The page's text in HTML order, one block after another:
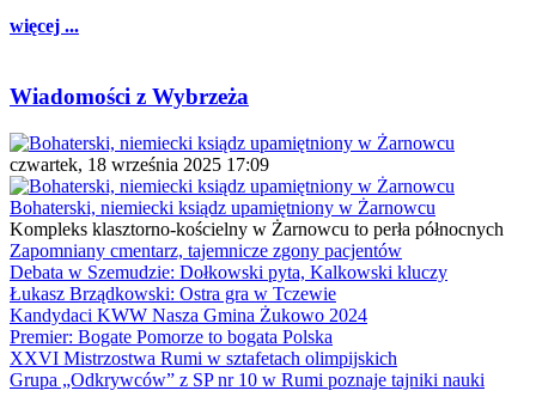
więcej ...
Wiadomości z Wybrzeża
czwartek, 18 września 2025 17:09
Bohaterski, niemiecki ksiądz upamiętniony w Żarnowcu
Kompleks klasztorno-kościelny w Żarnowcu to perła północnych
Zapomniany cmentarz, tajemnicze zgony pacjentów
Debata w Szemudzie: Dołkowski pyta, Kalkowski kluczy
Łukasz Brządkowski: Ostra gra w Tczewie
Kandydaci KWW Nasza Gmina Żukowo 2024
Premier: Bogate Pomorze to bogata Polska
XXVI Mistrzostwa Rumi w sztafetach olimpijskich
Grupa „Odkrywców” z SP nr 10 w Rumi poznaje tajniki nauki